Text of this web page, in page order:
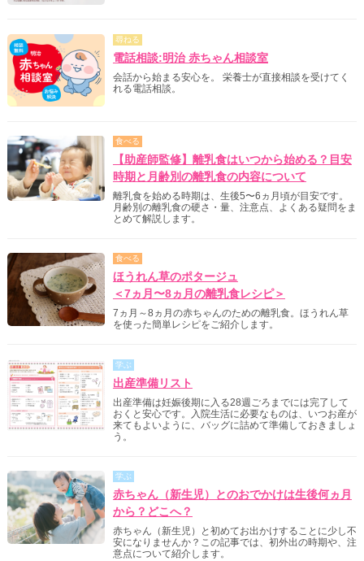
尋ねる
電話相談:明治 赤ちゃん相談室
会話から始まる安心を。 栄養士が直接相談を受けてく
れる電話相談。
食べる
【助産師監修】離乳食はいつから始める？目安
時期と月齢別の離乳食の内容について
離乳食を始める時期は、生後5〜6ヵ月頃が目安です。
月齢別の離乳食の硬さ・量、注意点、よくある疑問をま
とめて解説します。
食べる
ほうれん草のポタージュ
＜7ヵ月〜8ヵ月の離乳食レシピ＞
7ヵ月～8ヵ月の赤ちゃんのための離乳食。ほうれん草
を使った簡単レシピをご紹介します。
学ぶ
出産準備リスト
出産準備は妊娠後期に入る28週ごろまでには完了して
おくと安心です。入院生活に必要なものは、いつお産が
来てもよいように、バッグに詰めて準備しておきましょ
う。
学ぶ
赤ちゃん（新生児）とのおでかけは生後何ヵ月
から？どこへ？
赤ちゃん（新生児）と初めてお出かけすることに少し不
安になりませんか？この記事では、初外出の時期や、注
意点について紹介します。